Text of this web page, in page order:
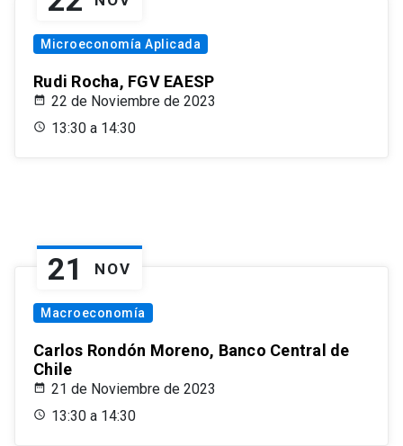
Microeconomía Aplicada
Rudi Rocha, FGV EAESP
22 de Noviembre de 2023
13:30 a 14:30
21 NOV
Macroeconomía
Carlos Rondón Moreno, Banco Central de
Chile
21 de Noviembre de 2023
13:30 a 14:30